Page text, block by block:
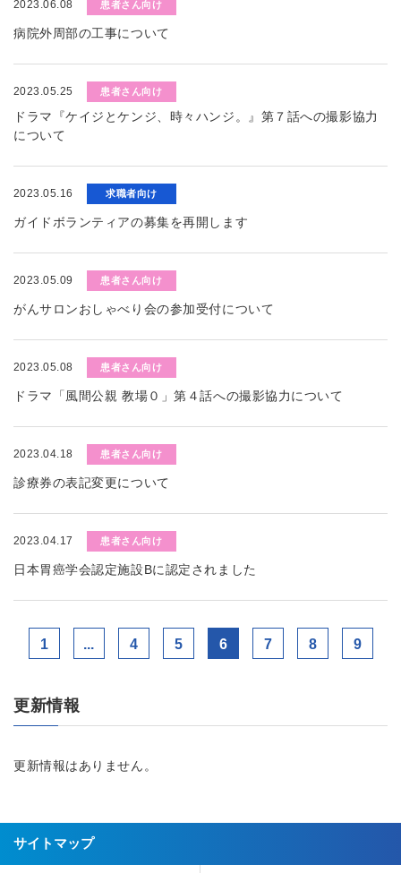
2023.06.08 患者さん向け
病院外周部の工事について
2023.05.25 患者さん向け
ドラマ『ケイジとケンジ、時々ハンジ。』第７話への撮影協力
について
2023.05.16 求職者向け
ガイドボランティアの募集を再開します
2023.05.09 患者さん向け
がんサロンおしゃべり会の参加受付について
2023.05.08 患者さん向け
ドラマ「風間公親 教場０」第４話への撮影協力について
2023.04.18 患者さん向け
診療券の表記変更について
2023.04.17 患者さん向け
日本胃癌学会認定施設Bに認定されました
1 ... 4 5 6 7 8 9
更新情報
更新情報はありません。
サイトマップ